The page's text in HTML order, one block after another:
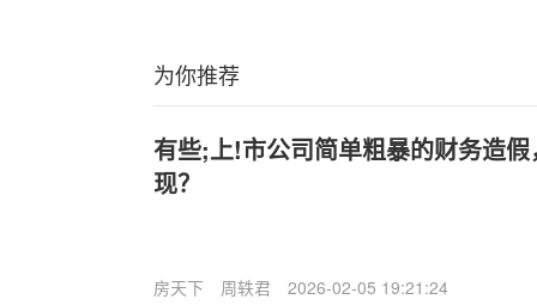
为你推荐
有些;上!市公司简单粗暴的财务造
现？
房天下 周轶君 2026-02-05 19:21:24